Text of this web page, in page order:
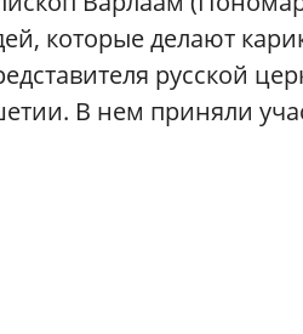
которые делают
русской
В нем приняли